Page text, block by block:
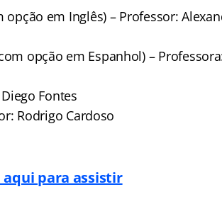
opção em Inglês) – Professor:
opção em Espanhol) –
Fontes
Rodrigo Cardoso
aqui para assistir